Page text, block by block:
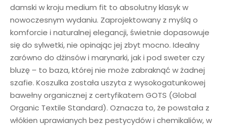
damski w kroju medium fit to absolutny klasyk w
nowoczesnym wydaniu. Zaprojektowany z myślą o
komforcie i naturalnej elegancji, świetnie dopasowuje
się do sylwetki, nie opinając jej zbyt mocno. Idealny
zarówno do dżinsów i marynarki, jak i pod sweter czy
bluzę – to baza, której nie może zabraknąć w żadnej
szafie. Koszulka została uszyta z wysokogatunkowej
bawełny organicznej z certyfikatem GOTS (Global
Organic Textile Standard). Oznacza to, że powstała z
włókien uprawianych bez pestycydów i chemikaliów, w